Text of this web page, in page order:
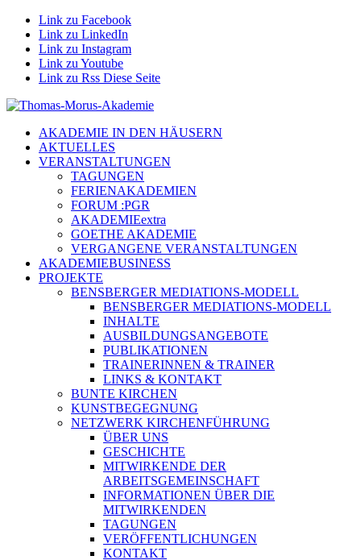
Link zu Facebook
Link zu LinkedIn
Link zu Instagram
Link zu Youtube
Link zu Rss Diese Seite
AKADEMIE IN DEN HÄUSERN
AKTUELLES
VERANSTALTUNGEN
TAGUNGEN
FERIENAKADEMIEN
FORUM :PGR
AKADEMIEextra
GOETHE AKADEMIE
VERGANGENE VERANSTALTUNGEN
AKADEMIEBUSINESS
PROJEKTE
BENSBERGER MEDIATIONS-MODELL
BENSBERGER MEDIATIONS-MODELL
INHALTE
AUSBILDUNGSANGEBOTE
PUBLIKATIONEN
TRAINERINNEN & TRAINER
LINKS & KONTAKT
BUNTE KIRCHEN
KUNSTBEGEGNUNG
NETZWERK KIRCHENFÜHRUNG
ÜBER UNS
GESCHICHTE
MITWIRKENDE DER
ARBEITSGEMEINSCHAFT
INFORMATIONEN ÜBER DIE
MITWIRKENDEN
TAGUNGEN
VERÖFFENTLICHUNGEN
KONTAKT